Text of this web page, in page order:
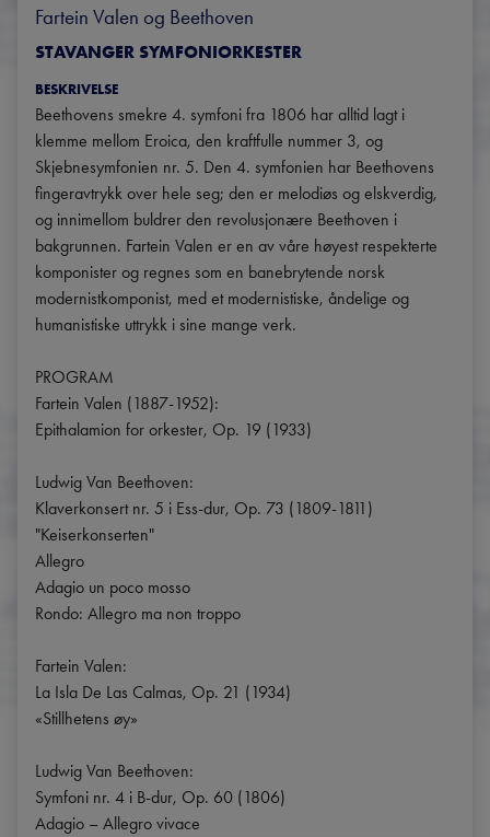
Fartein Valen og Beethoven
STAVANGER SYMFONIORKESTER
BESKRIVELSE
Beethovens smekre 4. symfoni fra 1806 har alltid lagt i
klemme mellom Eroica, den kraftfulle nummer 3, og
Skjebnesymfonien nr. 5. Den 4. symfonien har Beethovens
fingeravtrykk over hele seg; den er melodiøs og elskverdig,
og innimellom buldrer den revolusjonære Beethoven i
bakgrunnen. Fartein Valen er en av våre høyest respekterte
komponister og regnes som en banebrytende norsk
modernistkomponist, med et modernistiske, åndelige og
humanistiske uttrykk i sine mange verk.
PROGRAM
Fartein Valen (1887-1952):
Epithalamion for orkester, Op. 19 (1933)
Ludwig Van Beethoven:
Klaverkonsert nr. 5 i Ess-dur, Op. 73 (1809-1811)
"Keiserkonserten"
Allegro
Adagio un poco mosso
Rondo: Allegro ma non troppo
Fartein Valen:
La Isla De Las Calmas, Op. 21 (1934)
«Stillhetens øy»
Ludwig Van Beethoven:
Symfoni nr. 4 i B-dur, Op. 60 (1806)
Adagio – Allegro vivace